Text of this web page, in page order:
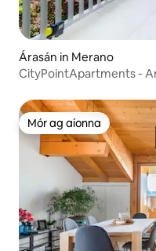
Árasán in Merano
CityPointApartments -
Mór ag aíonna
Mór ag aíonna